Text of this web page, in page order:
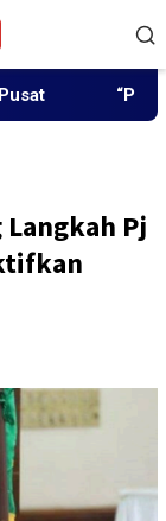
“Peutrang
Pj